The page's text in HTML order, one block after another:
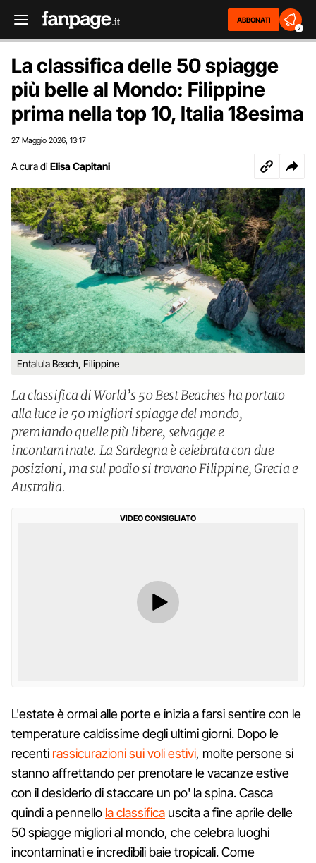
ABBONATI
2
La classifica delle 50 spiagge
più belle al Mondo: Filippine
prima nella top 10, Italia 18esima
27 Maggio 2026 13:17
A cura di Elisa Capitani
Entalula Beach, Filippine
La classifica di World’s 50 Best Beaches ha portato
alla luce le 50 migliori spiagge del mondo,
premiando quelle più libere, selvagge e
incontaminate. La Sardegna è celebrata con due
posizioni, ma sul podio si trovano Filippine, Grecia e
Australia.
VIDEO CONSIGLIATO
L'estate è ormai alle porte e inizia a farsi sentire con le
temperature caldissime degli ultimi giorni. Dopo le
recenti rassicurazioni sui voli estivi, molte persone si
stanno affrettando per prenotare le vacanze estive
con il desiderio di staccare un po' la spina. Casca
quindi a pennello la classifica uscita a fine aprile delle
50 spiagge migliori al mondo, che celebra luoghi
incontaminati e incredibili baie tropicali. Come